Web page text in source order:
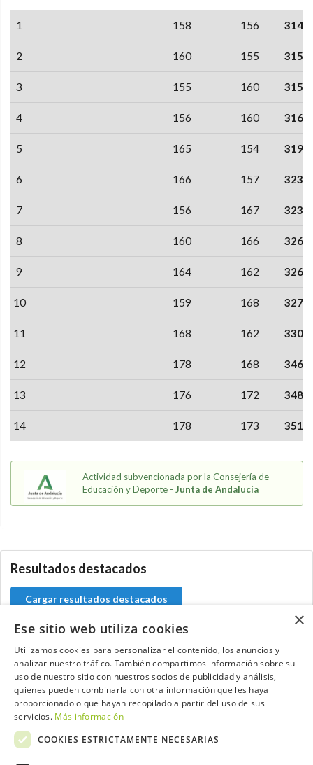
1 158 156 314
2 160 155 315
3 155 160 315
4 156 160 316
5 165 154 319
6 166 157 323
7 156 167 323
8 160 166 326
9 164 162 326
10 159 168 327
11 168 162 330
12 178 168 346
13 176 172 348
14 178 173 351
Actividad subvencionada por la Consejería de
Educación y Deporte - Junta de Andalucía
Resultados destacados
Cargar resultados destacados
Contacta con el equipo de NextCaddy
Opina Contacta
×
Ese sitio web utiliza cookies
Utilizamos cookies para personalizar el contenido, los anuncios y
analizar nuestro tráfico. También compartimos información sobre su
uso de nuestro sitio con nuestros socios de publicidad y análisis,
quienes pueden combinarla con otra información que les haya
proporcionado o que hayan recopilado a partir del uso de sus
servicios. Más información
COOKIES ESTRICTAMENTE NECESARIAS